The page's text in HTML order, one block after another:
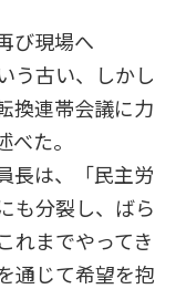
び現場へ
う古い、しかし
換連帯会議に力
べた。
長は、「民主労
も分裂し、ばら
れまでやってき
通じて希望を抱